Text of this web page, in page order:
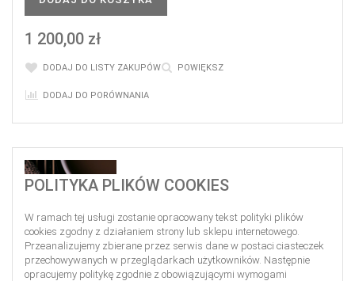
1 200,00 zł
DODAJ DO LISTY ZAKUPÓW POWIĘKSZ
DODAJ DO PORÓWNANIA
POLITYKA PLIKÓW COOKIES
W ramach tej usługi zostanie opracowany tekst polityki plików
cookies zgodny z działaniem strony lub sklepu internetowego.
Przeanalizujemy zbierane przez serwis dane w postaci ciasteczek
przechowywanych w przeglądarkach użytkowników. Następnie
opracujemy politykę zgodnie z obowiązującymi wymogami